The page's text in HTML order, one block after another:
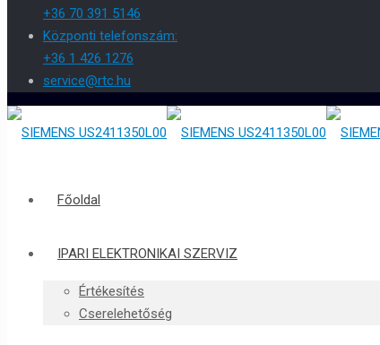
+36 70 391 5146
Központi telefonszám:
+36 1 426 1276
service@rtc.hu
Főoldal
IPARI ELEKTRONIKAI SZERVIZ
Értékesítés
Cserelehetőség